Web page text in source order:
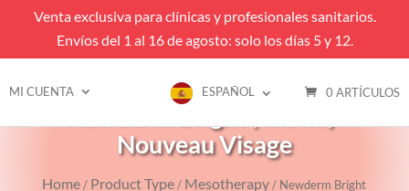
Venta exclusiva para clínicas y profesionales sanitarios.
Envíos del 1 al 16 de agosto: solo los días 5 y 12.
MI CUENTA ESPAÑOL 0 ARTÍCULOS
Newderm Bright (4x5ml)-
Nouveau Visage
Home/ Product Type/ Mesotherapy/ Newderm Bright